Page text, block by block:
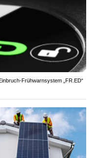
Frühwarnsystem „FR.ED“